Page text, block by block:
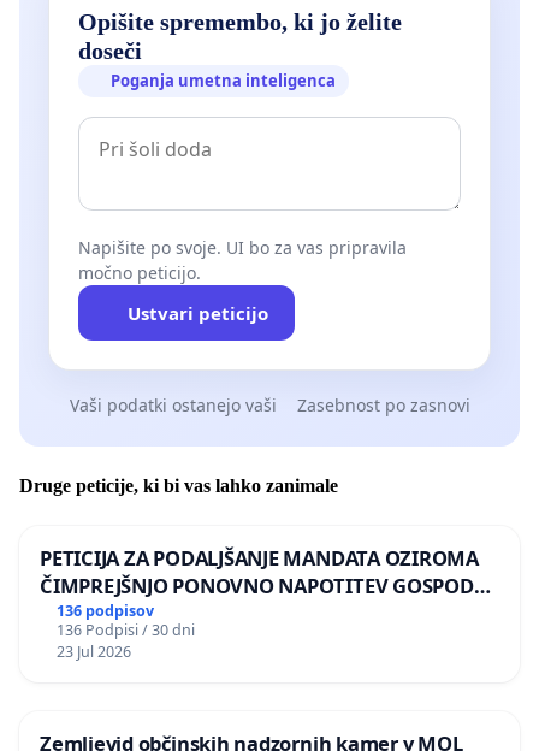
Opišite spremembo, ki jo želite
doseči
Poganja umetna inteligenca
Napišite po svoje. UI bo za vas pripravila
močno peticijo.
Ustvari peticijo
Vaši podatki ostanejo vaši Zasebnost po zasnovi
Druge peticije, ki bi vas lahko zanimale
PETICIJA ZA PODALJŠANJE MANDATA OZIROMA
ČIMPREJŠNJO PONOVNO NAPOTITEV GOSPODA
BERNARDA ŠRAJNERJA NA VELEPOSLANIŠTVO
REPUBLIKE SLOVENIJE V MOSKVI
136 podpisov
136 Podpisi / 30 dni
23 Jul 2026
Zemljevid občinskih nadzornih kamer v MOL